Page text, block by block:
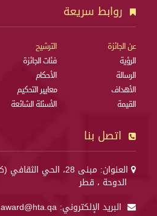
روابط سريعة
عن الجائزة
الرؤية
الرسالة
الأهداف
القيمة
الترشيح
فئات الجائزة
الأحكام
معايير التحكيم
الأسئلة الشائعة
اتصل بنا
العنوان: مبنى 28، الحي الثقافي (كتارا)،
الدوحة ، قطر
البريد الإلكتروني: award@hta.qa